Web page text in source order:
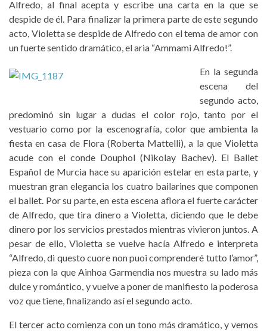
Alfredo, al final acepta y escribe una carta en la que se
despide de él. Para finalizar la primera parte de este segundo
acto, Violetta se despide de Alfredo con el tema de amor con
un fuerte sentido dramático, el aria “Ammami Alfredo!”.
En la segunda
escena del
segundo acto,
predominó sin lugar a dudas el color rojo, tanto por el
vestuario como por la escenografía, color que ambienta la
fiesta en casa de Flora (Roberta Mattelli), a la que Violetta
acude con el conde Douphol (Nikolay Bachev). El Ballet
Español de Murcia hace su aparición estelar en esta parte, y
muestran gran elegancia los cuatro bailarines que componen
el ballet. Por su parte, en esta escena aflora el fuerte carácter
de Alfredo, que tira dinero a Violetta, diciendo que le debe
dinero por los servicios prestados mientras vivieron juntos. A
pesar de ello, Violetta se vuelve hacía Alfredo e interpreta
“Alfredo, di questo cuore non puoi comprenderé tutto l’amor”,
pieza con la que Ainhoa Garmendia nos muestra su lado más
dulce y romántico, y vuelve a poner de manifiesto la poderosa
voz que tiene, finalizando así el segundo acto.
El tercer acto comienza con un tono más dramático, y vemos